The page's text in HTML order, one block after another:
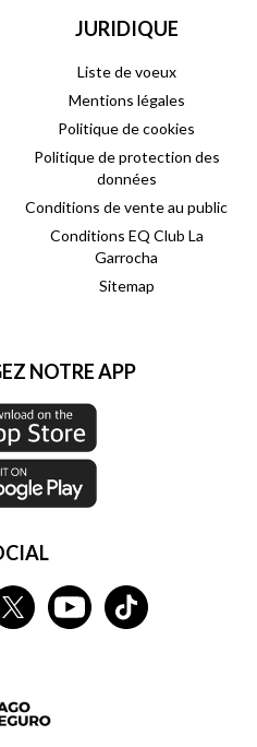
JURIDIQUE
Liste de voeux
Mentions légales
Politique de cookies
Politique de protection des
données
Conditions de vente au public
Conditions EQ Club La
Garrocha
Sitemap
NOTRE APP